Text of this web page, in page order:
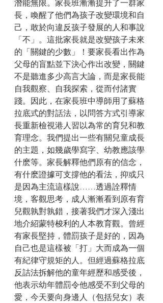
潛能無限。家長班漸漸提升了一群家
長，喚醒了他們為孩子改變環境和自
己，敢於向違反孩子發展的人和事說
「不」。這批家長就是改變孩子未來
的「關鍵的少數」！要家長看出作為
父母的盲點並下決心作出改變，關鍵
不是聽進多少高言大論，而是家長能
自我觀察、自我探索，從而付諸實
踐。因此，在家長班中導師用了蘇格
拉底式的對話法，以問答方式引導家
長重新檢視港人習以為常的育兒和教
育理念。我們提出一些有關兒童成長
的主題，如幾歲學寫字、幼教應該學
什麽等。家長解釋他們原有的信念，
有什麽證據可支撐他的看法，抑或只
是因為主流這樣說……透過詮釋情
境，客觀思考，成人漸漸看到原有育
兒觀孰對孰錯，接著我們才深入淺出
地介紹蒙特梭利的人本教育觀。曾經
有家長堅持，體罰孩子是好的，因為
自己也是這樣被「打」大而成為一個
有紀律守規矩的人。但經過蘇格拉底
反詰法拆解他的童年經歷和感受後，
他表示幼年體罰令他感受不到父母的
愛，今天要向身邊人（包括兒女）表